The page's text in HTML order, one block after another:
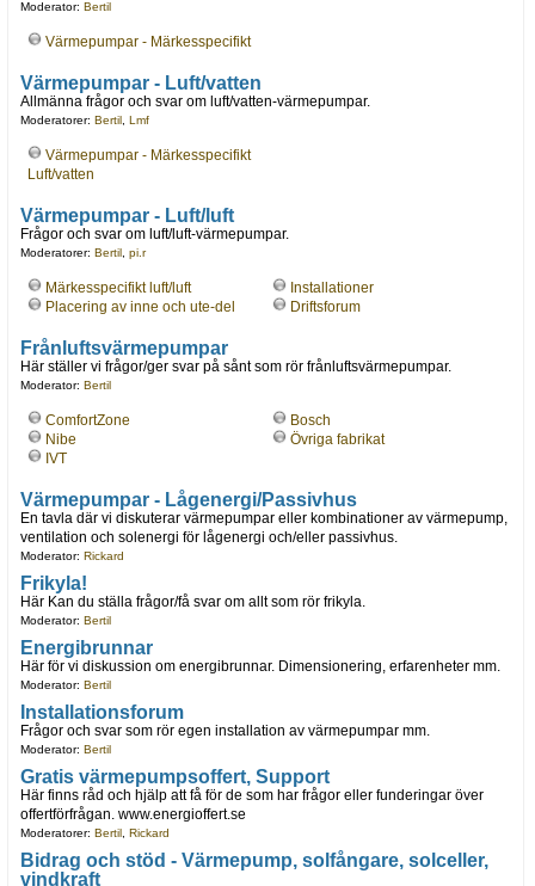
Moderator: Bertil
Värmepumpar - Märkesspecifikt
Värmepumpar - Luft/vatten
Allmänna frågor och svar om luft/vatten-värmepumpar.
Moderatorer: Bertil, Lmf
Värmepumpar - Märkesspecifikt
Luft/vatten
Värmepumpar - Luft/luft
Frågor och svar om luft/luft-värmepumpar.
Moderatorer: Bertil, pi.r
Märkesspecifikt luft/luft
Placering av inne och ute-del
Installationer
Driftsforum
Frånluftsvärmepumpar
Här ställer vi frågor/ger svar på sånt som rör frånluftsvärmepumpar.
Moderator: Bertil
ComfortZone
Nibe
IVT
Bosch
Övriga fabrikat
Värmepumpar - Lågenergi/Passivhus
En tavla där vi diskuterar värmepumpar eller kombinationer av värmepump,
ventilation och solenergi för lågenergi och/eller passivhus.
Moderator: Rickard
Frikyla!
Här Kan du ställa frågor/få svar om allt som rör frikyla.
Moderator: Bertil
Energibrunnar
Här för vi diskussion om energibrunnar. Dimensionering, erfarenheter mm.
Moderator: Bertil
Installationsforum
Frågor och svar som rör egen installation av värmepumpar mm.
Moderator: Bertil
Gratis värmepumpsoffert, Support
Här finns råd och hjälp att få för de som har frågor eller funderingar över
offertförfrågan. www.energioffert.se
Moderatorer: Bertil, Rickard
Bidrag och stöd - Värmepump, solfångare, solceller,
vindkraft